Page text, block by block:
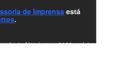
de Imprensa está
.
Natal e um 2026 repleto